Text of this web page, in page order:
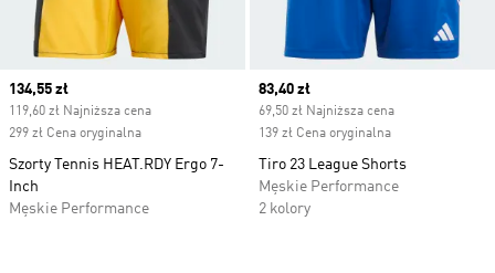
Current price
134,55 zł
119,60 zł Najniższa cena
299 zł Cena oryginalna
Szorty Tennis HEAT.RDY Ergo 7-
Inch
Męskie Performance
Current price
83,40 zł
69,50 zł Najniższa cena
139 zł Cena oryginalna
Tiro 23 League Shorts
Męskie Performance
2 kolory